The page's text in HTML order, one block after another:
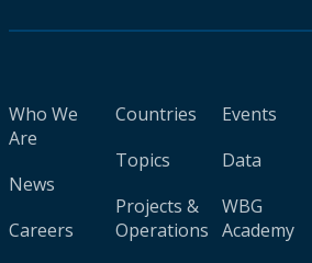
Who We
Are
News
Careers
Countries
Topics
Projects &
Operations
Events
Data
WBG
Academy